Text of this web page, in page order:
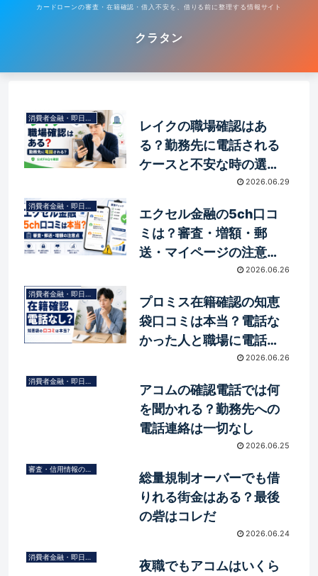
カードローンの審査・在籍確認・借入不安を、借りる前に整理する情報サイト
クラタン
消費者金融・即日融資
レイクの職場確認はあ
る？勤務先に電話される
ケースと不安な時の選び
2026.06.29
消費者金融・即日融資
エクセル金融の5ch口コ
ミは？審査・増額・郵
送・マイページの注意点
2026.06.26
消費者金融・即日融資
プロミス在籍確認の知恵
袋口コミは本当？電話な
かった人と職場に電話さ
2026.06.26
消費者金融・即日融資
アコムの確認電話では何
を聞かれる？勤務先への
電話連絡は一切なし
2026.06.25
審査・信用情報の基礎知識
総量規制オーバーでも借
りれる街金はある？最後
の砦はコレだ
2026.06.24
消費者金融・即日融資
夜職でもアコムはいくら